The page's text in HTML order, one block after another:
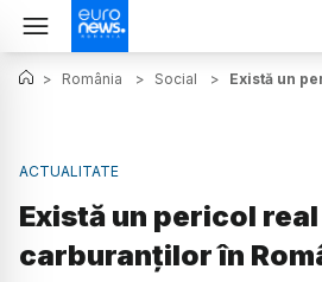
> România > Social > Există un
ACTUALITATE
Există un pericol
carburanților în